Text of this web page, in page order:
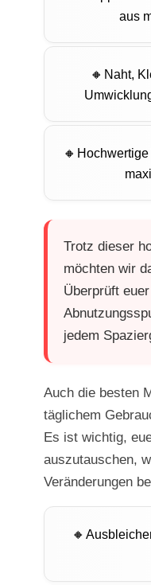
aus
Naht,
Trotz dieser
möchten wir
Überprüft
jedem
Auch die besten
täglichem
Es ist wichtig,
auszutauschen,
Veränderungen